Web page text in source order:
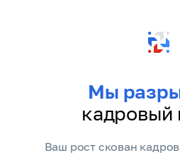
Мы
кадровый
Ваш рост скован